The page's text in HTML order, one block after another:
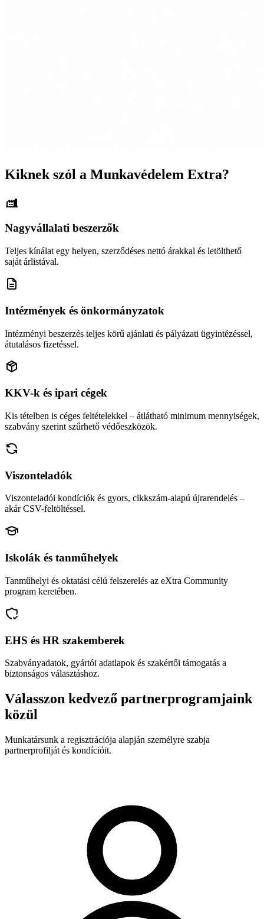
Kiknek szól a Munkavédelem Extra?
Nagyvállalati beszerzők
Teljes kínálat egy helyen, szerződéses nettó árakkal és letölthető
saját árlistával.
Intézmények és önkormányzatok
Intézményi beszerzés teljes körű ajánlati és pályázati ügyintézéssel,
átutalásos fizetéssel.
KKV-k és ipari cégek
Kis tételben is céges feltételekkel – átlátható minimum mennyiségek,
szabvány szerint szűrhető védőeszközök.
Viszonteladók
Viszonteladói kondíciók és gyors, cikkszám-alapú újrarendelés –
akár CSV-feltöltéssel.
Iskolák és tanműhelyek
Tanműhelyi és oktatási célú felszerelés az eXtra Community
program keretében.
EHS és HR szakemberek
Szabványadatok, gyártói adatlapok és szakértői támogatás a
biztonságos választáshoz.
Válasszon kedvező partnerprogramjaink
közül
Munkatársunk a regisztrációja alapján személyre szabja
partnerprofilját és kondícióit.